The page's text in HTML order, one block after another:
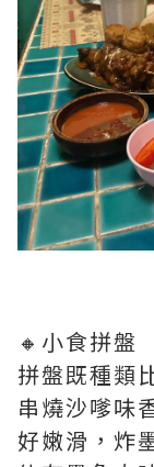
🔸小食拼盤
拼盤既種類
串燒沙嗲味
好嫩滑，炸